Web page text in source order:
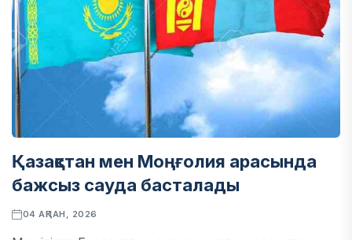
Қазақстан мен Моңғолия арасында
бажсыз сауда басталады
04 АҚПАН, 2026